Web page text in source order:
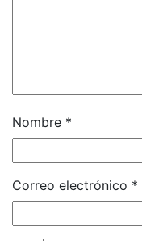
Nombre *
Correo electrónico *